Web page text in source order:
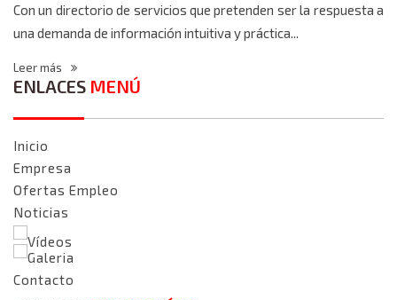
Con un directorio de servicios que pretenden ser la respuesta a
una demanda de información intuitiva y práctica...
Leer más
ENLACES MENÚ
Inicio
Empresa
Ofertas Empleo
Noticias
Vídeos
Galeria
Contacto